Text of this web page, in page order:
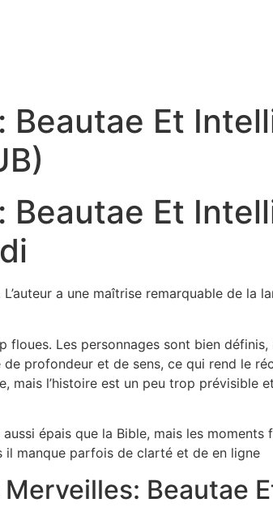
Beautae Et
Beautae Et
a une maîtrise remarquable de la
Les personnages sont bien définis,
profondeur et de sens, ce qui rend le
mais l’histoire est un peu trop prévisible
épais que la Bible, mais les
manque parfois de clarté et de en ligne
Merveilles: Beautae